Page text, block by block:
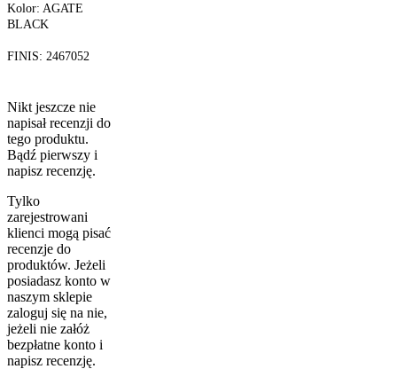
Kolor: AGATE
BLACK
FINIS: 2467052
Nikt jeszcze nie
napisał recenzji do
tego produktu.
Bądź pierwszy i
napisz recenzję.
Tylko
zarejestrowani
klienci mogą pisać
recenzje do
produktów. Jeżeli
posiadasz konto w
naszym sklepie
zaloguj się na nie,
jeżeli nie załóż
bezpłatne konto i
napisz recenzję.